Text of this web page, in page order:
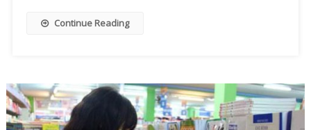
Continue Reading